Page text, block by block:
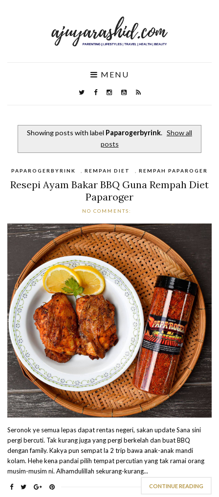
MENU
Showing posts with label Paparogerbyrink. Show all
posts
PAPAROGERBYRINK REMPAH DIET REMPAH PAPAROGER
Resepi Ayam Bakar BBQ Guna Rempah Diet
Paparoger
NO COMMENTS:
Seronok ye semua lepas dapat rentas negeri, sakan update Sana sini
pergi bercuti. Tak kurang juga yang pergi berkelah dan buat BBQ
dengan family. Kakya pun sempat la 2 trip bawa anak-anak mandi
kolam. Hehe kena pandai pilih tempat percutian yang tak ramai orang
musim-musim ni. Alhamdulillah sekurang-kurang...
CONTINUE READING